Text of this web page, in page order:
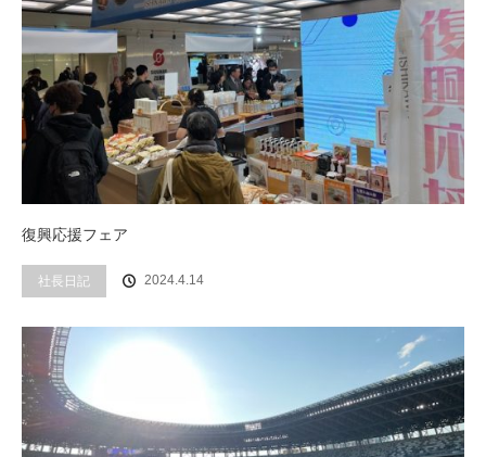
復興応援フェア
社長日記 2024.4.14